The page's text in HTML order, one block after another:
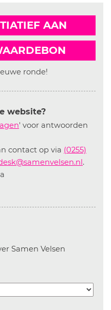
AAN
ronde!
website?
' voor antwoorden
contact op via (0255)
.
Samen Velsen
om informatie over